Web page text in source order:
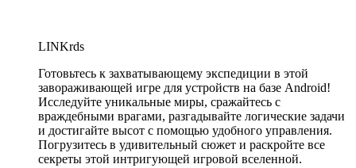
LINKrds
Готовьтесь к захватывающему экспедиции в этой
завораживающей игре для устройств на базе Android!
Исследуйте уникальные миры, сражайтесь с
враждебными врагами, разгадывайте логические задачи
и достигайте высот с помощью удобного управления.
Погрузитесь в удивительный сюжет и раскройте все
секреты этой интригующей игровой вселенной.